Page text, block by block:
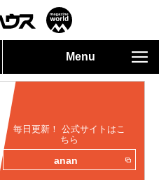
Menu
毎日更新！ 公式サイトはこ
ちら
anan